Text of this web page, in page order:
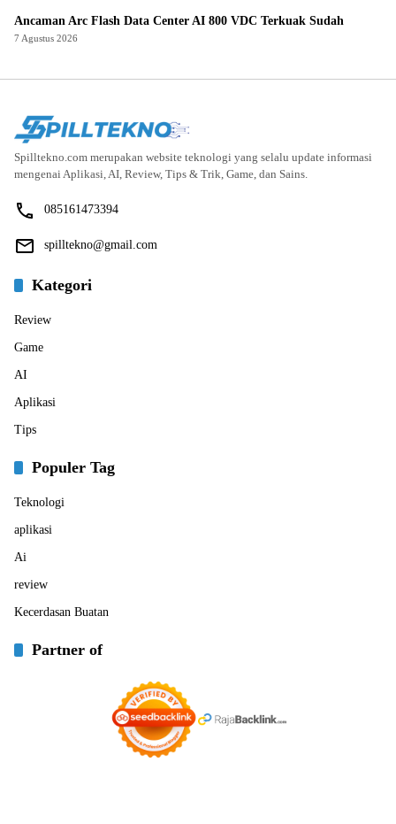
Ancaman Arc Flash Data Center AI 800 VDC Terkuak Sudah
7 Agustus 2026
Spilltekno.com merupakan website teknologi yang selalu update informasi
mengenai Aplikasi, AI, Review, Tips & Trik, Game, dan Sains.
085161473394
spilltekno@gmail.com
Kategori
Review
Game
AI
Aplikasi
Tips
Populer Tag
Teknologi
aplikasi
Ai
review
Kecerdasan Buatan
Partner of